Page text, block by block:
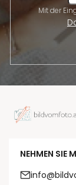
NEHMEN SIE